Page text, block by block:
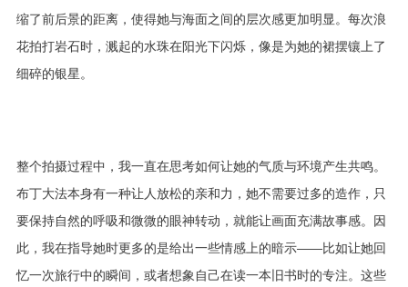
缩了前后景的距离，使得她与海面之间的层次感更加明显。每次浪
花拍打岩石时，溅起的水珠在阳光下闪烁，像是为她的裙摆镶上了
细碎的银星。
整个拍摄过程中，我一直在思考如何让她的气质与环境产生共鸣。
布丁大法本身有一种让人放松的亲和力，她不需要过多的造作，只
要保持自然的呼吸和微微的眼神转动，就能让画面充满故事感。因
此，我在指导她时更多的是给出一些情感上的暗示——比如让她回
忆一次旅行中的瞬间，或者想象自己在读一本旧书时的专注。这些